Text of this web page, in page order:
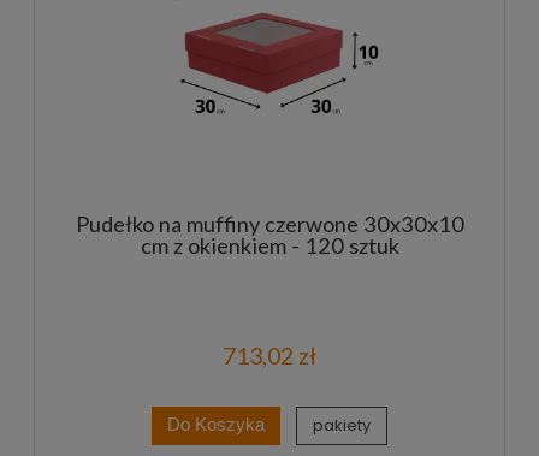
Pudełko na muffiny czerwone 30x30x10
cm z okienkiem - 120 sztuk
713,02 zł
Do Koszyka pakiety